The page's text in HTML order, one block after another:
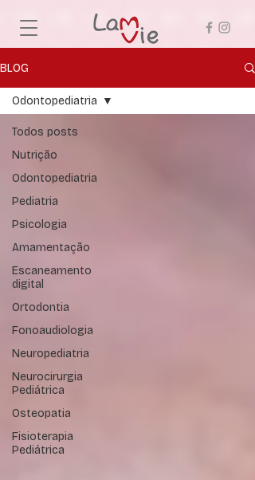
BLOG
Todos posts
Nutrição
Odontopediatria
Pediatria
Psicologia
Amamentação
Escaneamento
digital
Ortodontia
Fonoaudiologia
Neuropediatria
Neurocirurgia
Pediátrica
Osteopatia
Fisioterapia
Pediátrica
Odontopediatria